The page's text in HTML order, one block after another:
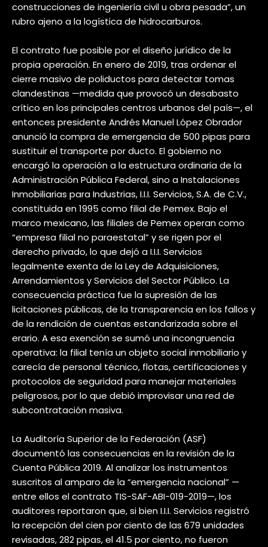
construcciones de ingeniería civil u obra pesada”, un
rubro ajeno a la logística de hidrocarburos.
El contrato fue posible por el diseño jurídico de la
propia operación. En enero de 2019, tras ordenar el
cierre masivo de poliductos para detectar tomas
clandestinas —medida que provocó un desabasto
crítico en los principales centros urbanos del país—, el
entonces presidente Andrés Manuel López Obrador
anunció la compra de emergencia de 500 pipas para
sustituir el transporte por ducto. El gobierno no
encargó la operación a la estructura ordinaria de la
Administración Pública Federal, sino a Instalaciones
Inmobiliarias para Industrias, I.I.I. Servicios, S.A. de C.V.,
constituida en 1995 como filial de Pemex. Bajo el
marco mexicano, las filiales de Pemex operan como
“empresa filial no paraestatal” y se rigen por el
derecho privado, lo que dejó a I.I.I. Servicios
legalmente exenta de la Ley de Adquisiciones,
Arrendamientos y Servicios del Sector Público. La
consecuencia práctica fue la supresión de las
licitaciones públicas, de la transparencia en los fallos y
de la rendición de cuentas estandarizada sobre el
erario. A esa exención se sumó una incongruencia
operativa: la filial tenía un objeto social inmobiliario y
carecía de personal técnico, flotas, certificaciones y
protocolos de seguridad para manejar materiales
peligrosos, por lo que debió improvisar una red de
subcontratación masiva.
La Auditoría Superior de la Federación (ASF)
documentó las consecuencias en la revisión de la
Cuenta Pública 2019. Al analizar los instrumentos
suscritos al amparo de la “emergencia nacional” —
entre ellos el contrato TIS-SAF-ABI-019-2019—, los
auditores reportaron que, si bien I.I.I. Servicios registró
la recepción del cien por ciento de las 679 unidades
revisadas, 282 pipas, el 41.5 por ciento, no fueron